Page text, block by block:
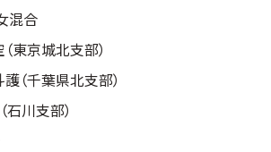
一般の部・壮年部の方
会員制度
混合
東京城北支部）
（千葉県北支部）
川支部）